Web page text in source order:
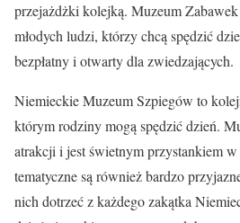
przejażdżki kolejką. Muzeum
młodych ludzi, którzy chcą spędzić
bezpłatny i otwarty dla zwiedzających.
Niemieckie Muzeum Szpiegów to
którym rodziny mogą spędzić dzień.
atrakcji i jest świetnym przystankiem
tematyczne są również bardzo
nich dotrzeć z każdego zakątka